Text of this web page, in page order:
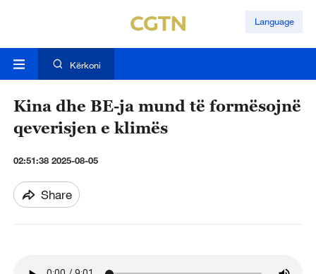
Language
Kërkoni
Kina dhe BE-ja mund të formësojnë
qeverisjen e klimës
02:51:38 2025-08-05
Share